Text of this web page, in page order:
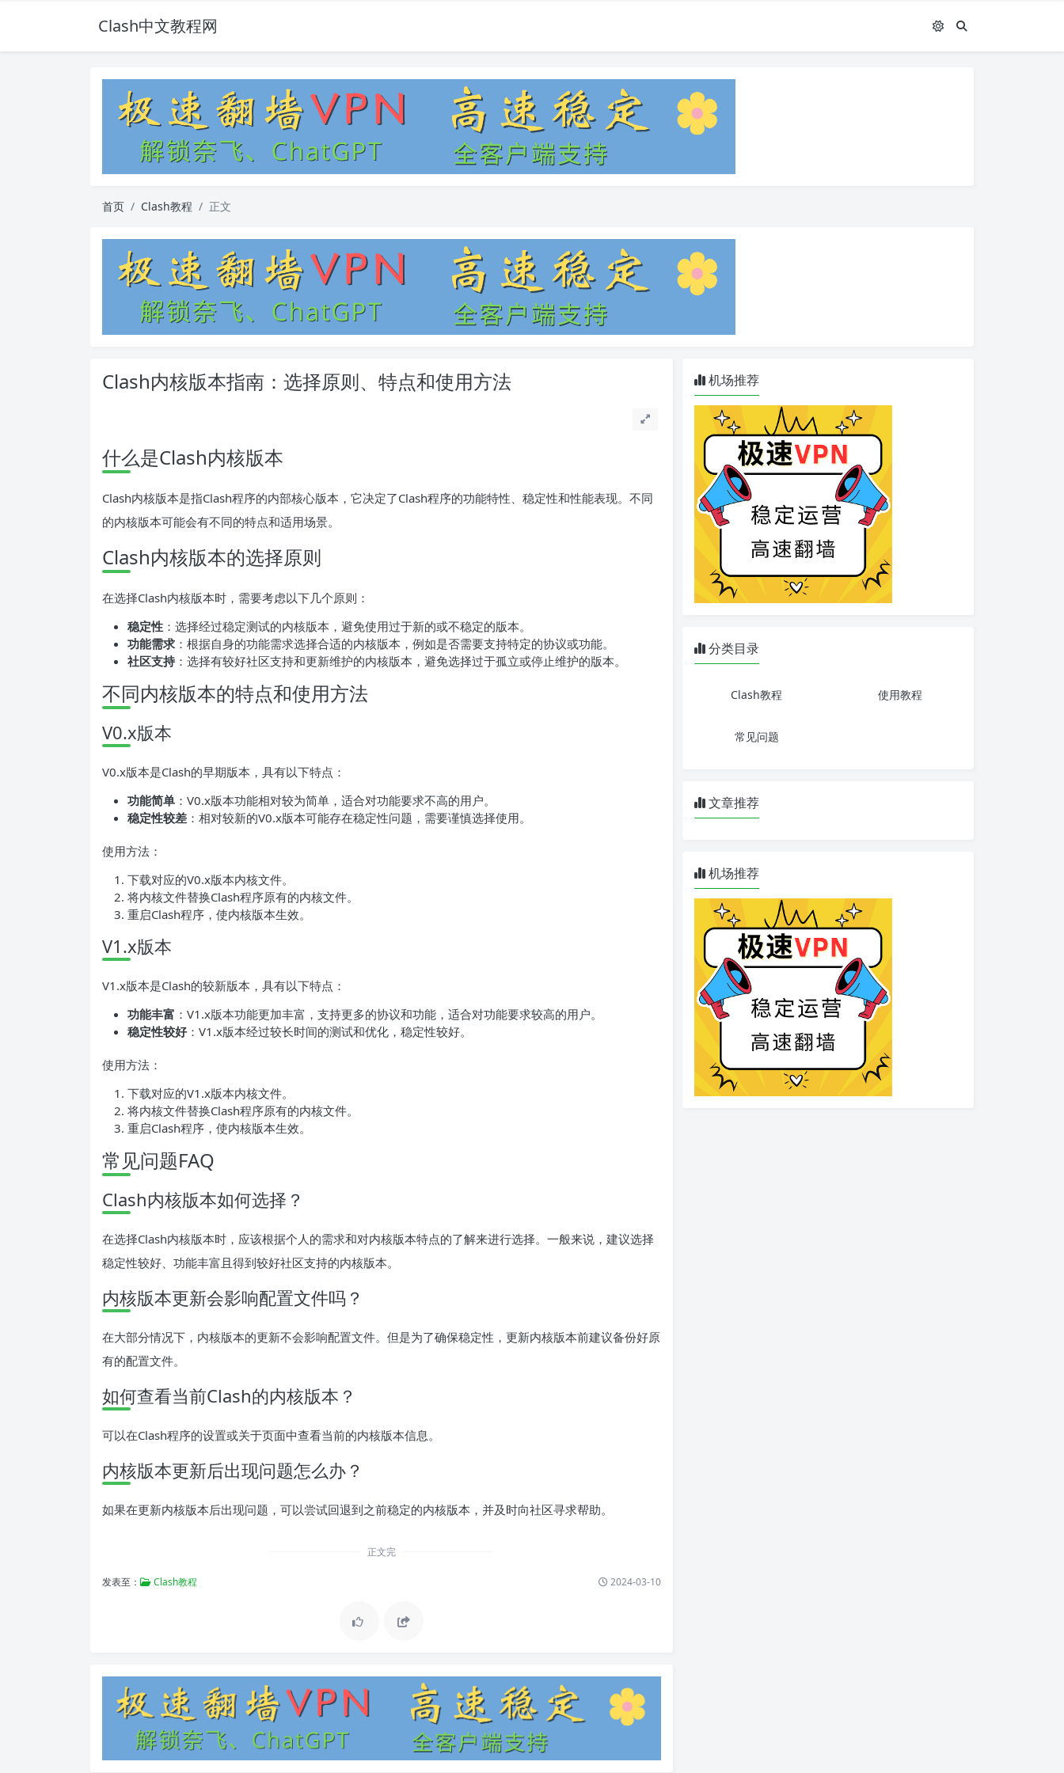
Clash中文教程网
首页 Clash教程 正文
Clash内核版本指南：选择原则、特点和使用方法
什么是Clash内核版本
Clash内核版本是指Clash程序的内部核心版本，它决定了Clash程序的功能特性、稳定性和性能表现。不同
的内核版本可能会有不同的特点和适用场景。
Clash内核版本的选择原则
在选择Clash内核版本时，需要考虑以下几个原则：
稳定性 ：选择经过稳定测试的内核版本，避免使用过于新的或不稳定的版本。
功能需求 ：根据自身的功能需求选择合适的内核版本，例如是否需要支持特定的协议或功能。
社区支持：选择有较好社区支持和更新维护的内核版本，避免选择过于孤立或停止维护的版本。
不同内核版本的特点和使用方法
V0.x版本
V0.x版本是Clash的早期版本，具有以下特点：
功能简单 ：V0.x版本功能相对较为简单，适合对功能要求不高的用户。
稳定性较差 ：相对较新的V0.x版本可能存在稳定性问题，需要谨慎选择使用。
使用方法：
下载对应的V0.x版本内核文件。
将内核文件替换Clash程序原有的内核文件。
重启Clash程序，使内核版本生效。
V1.x版本
V1.x版本是Clash的较新版本，具有以下特点：
功能丰富 ：V1.x版本功能更加丰富，支持更多的协议和功能，适合对功能要求较高的用户。
稳定性较好：V1.x版本经过较长时间的测试和优化，稳定性较好。
使用方法：
下载对应的V1.x版本内核文件。
将内核文件替换Clash程序原有的内核文件。
重启Clash程序，使内核版本生效。
常见问题FAQ
Clash内核版本如何选择？
在选择Clash内核版本时，应该根据个人的需求和对内核版本特点的了解来进行选择。一般来说，建议选择
稳定性较好、功能丰富且得到较好社区支持的内核版本。
内核版本更新会影响配置文件吗？
在大部分情况下，内核版本的更新不会影响配置文件。但是为了确保稳定性，更新内核版本前建议备份好原
有的配置文件。
如何查看当前Clash的内核版本？
可以在Clash程序的设置或关于页面中查看当前的内核版本信息。
内核版本更新后出现问题怎么办？
如果在更新内核版本后出现问题，可以尝试回退到之前稳定的内核版本，并及时向社区寻求帮助。
正文完
发表至： Clash教程 2024-03-10
机场推荐
分类目录
Clash教程 使用教程
常见问题
文章推荐
机场推荐